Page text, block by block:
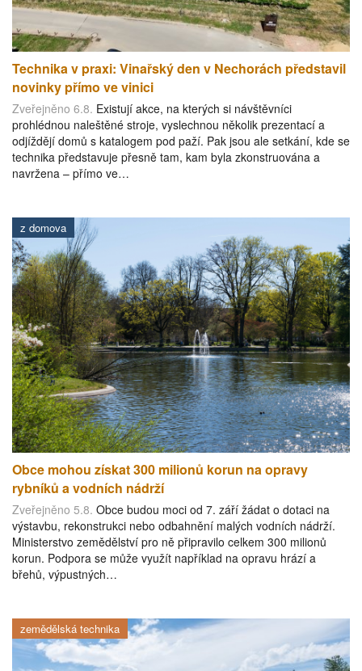
Technika v praxi: Vinařský den v Nechorách představil
novinky přímo ve vinici
Zveřejněno 6.8. Existují akce, na kterých si návštěvníci
prohlédnou naleštěné stroje, vyslechnou několik prezentací a
odjíždějí domů s katalogem pod paží. Pak jsou ale setkání, kde se
technika představuje přesně tam, kam byla zkonstruována a
navržena – přímo ve…
z domova
Obce mohou získat 300 milionů korun na opravy
rybníků a vodních nádrží
Zveřejněno 5.8. Obce budou moci od 7. září žádat o dotaci na
výstavbu, rekonstrukci nebo odbahnění malých vodních nádrží.
Ministerstvo zemědělství pro ně připravilo celkem 300 milionů
korun. Podpora se může využít například na opravu hrází a
břehů, výpustných…
zemědělská technika